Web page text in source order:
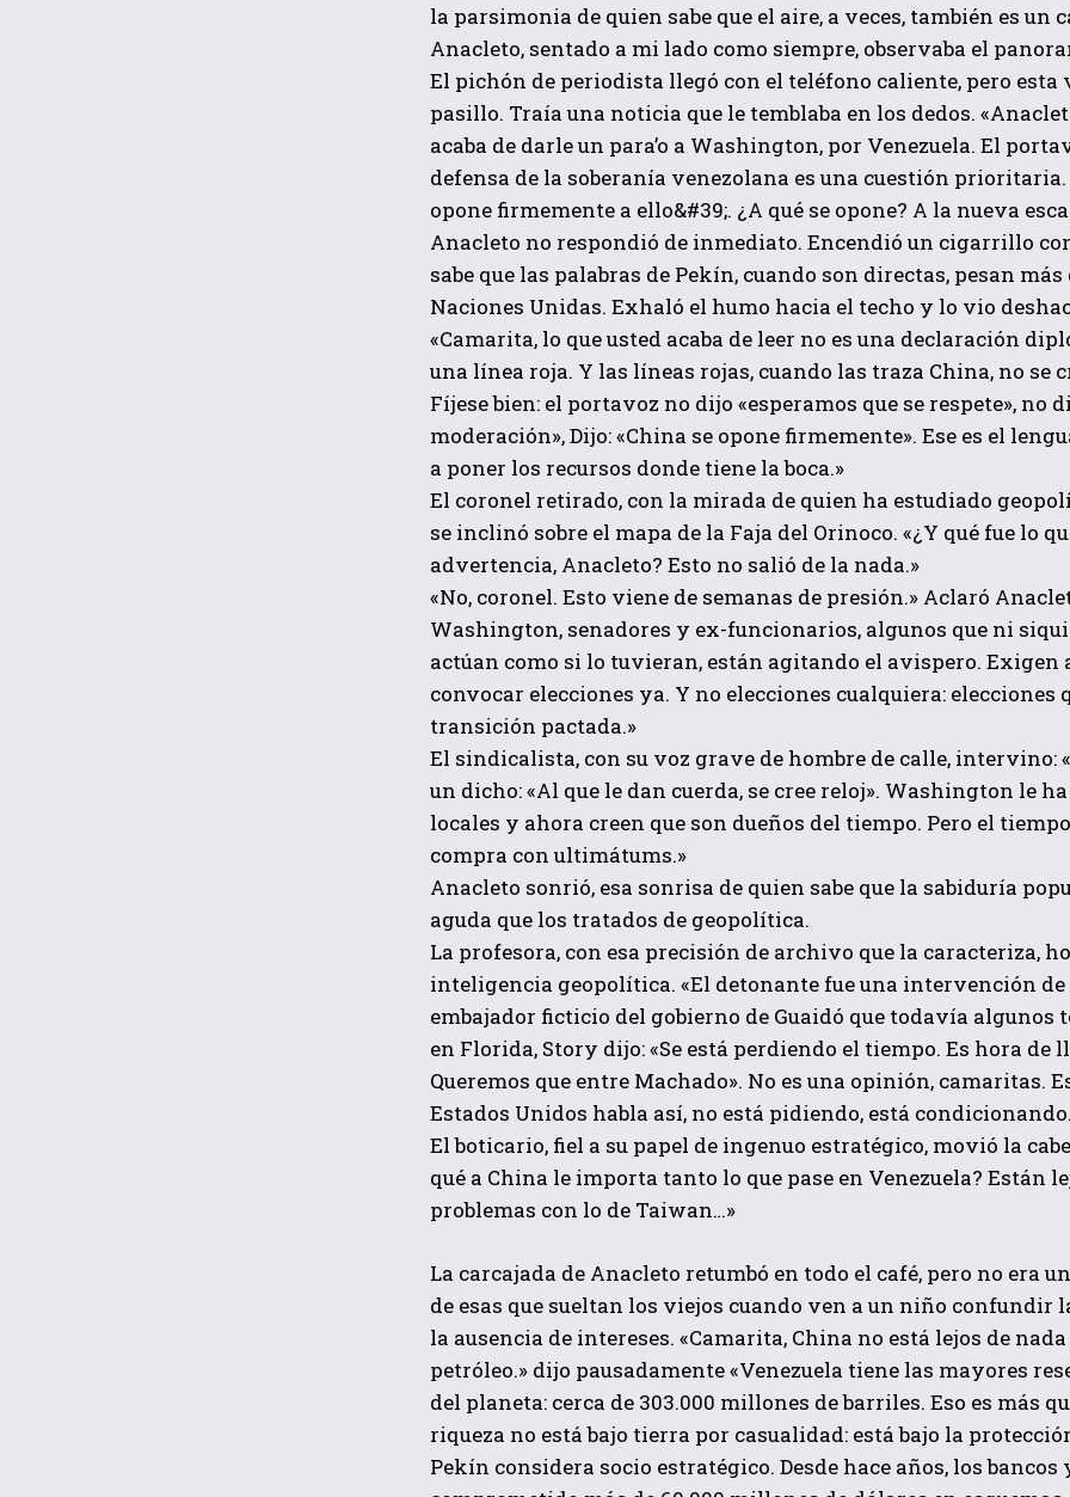
la parsimonia de quien sabe que el aire, a veces, también es un
Anacleto, sentado a mi lado como siempre, observaba el
El pichón de periodista llegó con el teléfono caliente, pero esta
pasillo. Traía una noticia que le temblaba en los dedos.
acaba de darle un para’o a Washington, por Venezuela. El
defensa de la soberanía venezolana es una cuestión prioritaria.
opone firmemente a ello&#39;. ¿A qué se opone? A la nueva
Anacleto no respondió de inmediato. Encendió un cigarrillo
sabe que las palabras de Pekín, cuando son directas, pesan
Naciones Unidas. Exhaló el humo hacia el techo y lo vio
«Camarita, lo que usted acaba de leer no es una declaración
una línea roja. Y las líneas rojas, cuando las traza China, no se
Fíjese bien: el portavoz no dijo «esperamos que se respete», no
moderación», Dijo: «China se opone firmemente». Ese es el
a poner los recursos donde tiene la boca.»
El coronel retirado, con la mirada de quien ha estudiado
se inclinó sobre el mapa de la Faja del Orinoco. «¿Y qué fue lo
advertencia, Anacleto? Esto no salió de la nada.»
«No, coronel. Esto viene de semanas de presión.» Aclaró
Washington, senadores y ex-funcionarios, algunos que ni
actúan como si lo tuvieran, están agitando el avispero. Exigen
convocar elecciones ya. Y no elecciones cualquiera: elecciones
transición pactada.»
El sindicalista, con su voz grave de hombre de calle, intervino:
un dicho: «Al que le dan cuerda, se cree reloj». Washington le
locales y ahora creen que son dueños del tiempo. Pero el
compra con ultimátums.»
Anacleto sonrió, esa sonrisa de quien sabe que la sabiduría
aguda que los tratados de geopolítica.
La profesora, con esa precisión de archivo que la caracteriza,
inteligencia geopolítica. «El detonante fue una intervención de
embajador ficticio del gobierno de Guaidó que todavía algunos
en Florida, Story dijo: «Se está perdiendo el tiempo. Es hora de
Queremos que entre Machado». No es una opinión, camaritas.
Estados Unidos habla así, no está pidiendo, está
El boticario, fiel a su papel de ingenuo estratégico, movió la
qué a China le importa tanto lo que pase en Venezuela? Están
problemas con lo de Taiwan…»
La carcajada de Anacleto retumbó en todo el café, pero no era
de esas que sueltan los viejos cuando ven a un niño confundir
la ausencia de intereses. «Camarita, China no está lejos de
petróleo.» dijo pausadamente «Venezuela tiene las mayores
del planeta: cerca de 303.000 millones de barriles. Eso es más
riqueza no está bajo tierra por casualidad: está bajo la
Pekín considera socio estratégico. Desde hace años, los